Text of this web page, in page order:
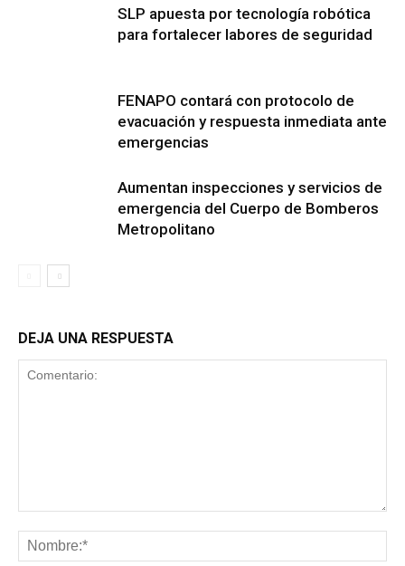
SLP apuesta por tecnología robótica
para fortalecer labores de seguridad
FENAPO contará con protocolo de
evacuación y respuesta inmediata ante
emergencias
Aumentan inspecciones y servicios de
emergencia del Cuerpo de Bomberos
Metropolitano
DEJA UNA RESPUESTA